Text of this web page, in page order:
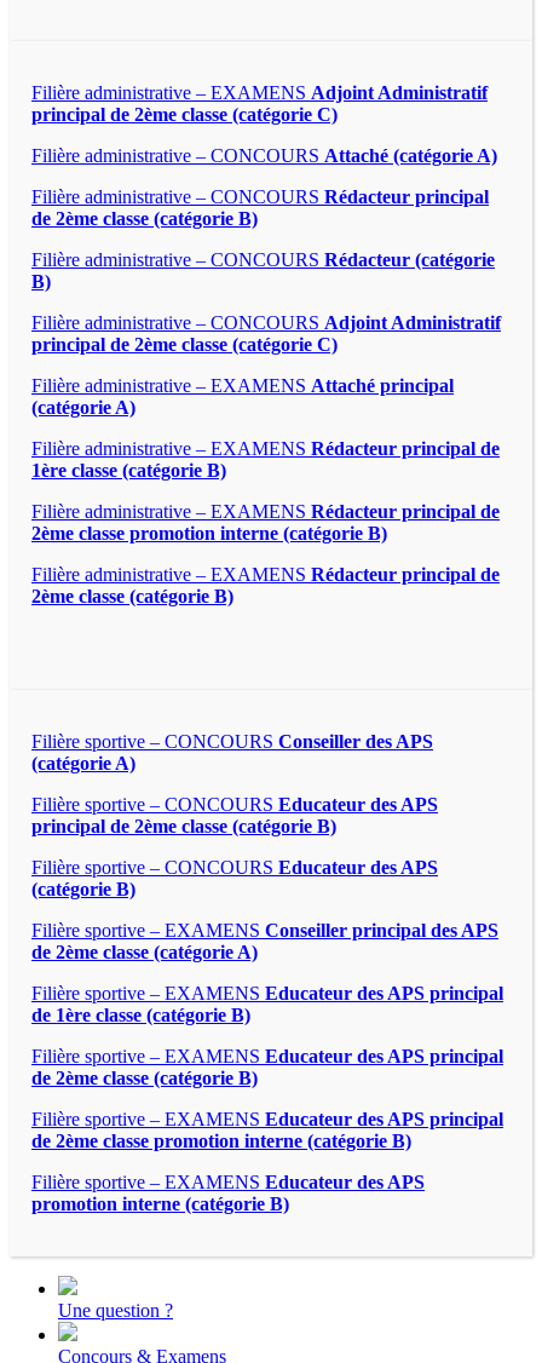
Filière administrative – EXAMENS Adjoint Administratif
principal de 2ème classe (catégorie C)
Filière administrative – CONCOURS Attaché (catégorie A)
Filière administrative – CONCOURS Rédacteur principal
de 2ème classe (catégorie B)
Filière administrative – CONCOURS Rédacteur (catégorie
B)
Filière administrative – CONCOURS Adjoint Administratif
principal de 2ème classe (catégorie C)
Filière administrative – EXAMENS Attaché principal
(catégorie A)
Filière administrative – EXAMENS Rédacteur principal de
1ère classe (catégorie B)
Filière administrative – EXAMENS Rédacteur principal de
2ème classe promotion interne (catégorie B)
Filière administrative – EXAMENS Rédacteur principal de
2ème classe (catégorie B)
Filière sportive – CONCOURS Conseiller des APS
(catégorie A)
Filière sportive – CONCOURS Educateur des APS
principal de 2ème classe (catégorie B)
Filière sportive – CONCOURS Educateur des APS
(catégorie B)
Filière sportive – EXAMENS Conseiller principal des APS
de 2ème classe (catégorie A)
Filière sportive – EXAMENS Educateur des APS principal
de 1ère classe (catégorie B)
Filière sportive – EXAMENS Educateur des APS principal
de 2ème classe (catégorie B)
Filière sportive – EXAMENS Educateur des APS principal
de 2ème classe promotion interne (catégorie B)
Filière sportive – EXAMENS Educateur des APS
promotion interne (catégorie B)
Une question ?
Concours & Examens